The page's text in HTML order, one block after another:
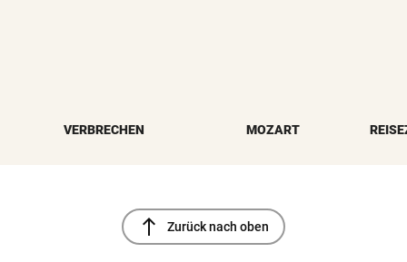
VERBRECHEN MOZART
north Zurück nach oben